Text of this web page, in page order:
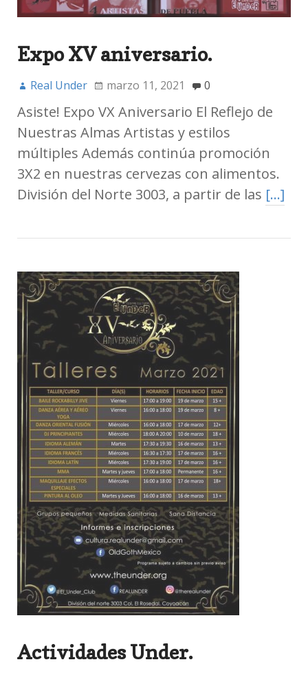
Expo XV aniversario.
Real Under marzo 11, 2021 0
Asiste! Expo VX Aniversario El Reflejo de
Nuestras Almas Artistas y estilos
múltiples Además continúa promoción
3X2 en nuestras cervezas con alimentos.
División del Norte 3003, a partir de las […]
Actividades Under.